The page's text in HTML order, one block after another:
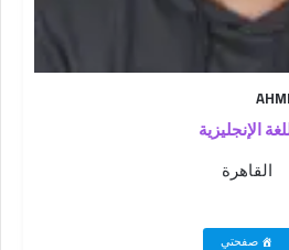
الإنجليزية
القاهرة
صفحتي